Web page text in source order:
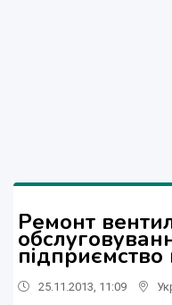
Ремонт
підприємство
25.11.2013, 11:09